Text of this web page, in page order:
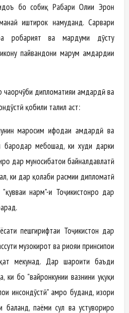
бо собиқ Раҳбари Олии Эрон
иштирок намуданд. Сарвари
роҳбарият ва мардуми дӯсту
пайвандони марҳум ҳамдардии
дипломатияи ҳамдардӣ ва
қобили таҳлил аст:
маросим ифодаи ҳамдардӣ ва
бародар мебошад, ки худи дарки
дар муносибатҳои байналдавлатӣ
ки дар қолаби расмии дипломатӣ
нарм"-и Тоҷикистонро дар
пешгирифтаи Тоҷикистон дар
музокирот ва риояи принсипҳои
мекунад. Дар шароити баъди
ки бо "вайронкунии вазнини ҳуқуқи
инсондӯстӣ" ҳамроҳ буданд, изҳори
баланд, паёми сулҳ ва устувориро